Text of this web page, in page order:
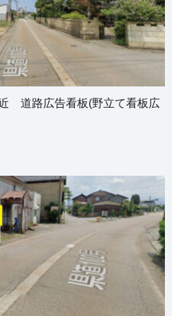
道路広告看板(野立て看板広